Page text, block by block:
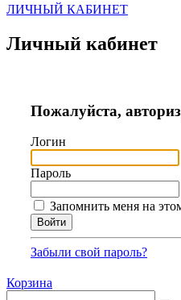
ЛИЧНЫЙ КАБИНЕТ
Личный кабинет
Пожалуйста,
Логин
Пароль
Запомнить меня на
Забыли свой пароль?
Корзина